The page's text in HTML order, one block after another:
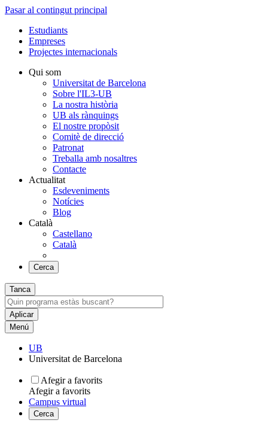
Pasar al contingut principal
Estudiants
Empreses
Projectes internacionals
Qui som
Universitat de Barcelona
Sobre l'IL3-UB
La nostra història
UB als rànquings
El nostre propòsit
Comitè de direcció
Patronat
Treballa amb nosaltres
Contacte
Actualitat
Esdeveniments
Notícies
Blog
Català
Castellano
Català
Cerca
Tanca
Menú
UB
Universitat de Barcelona
Afegir a favorits
Afegir a favorits
Campus virtual
Cerca